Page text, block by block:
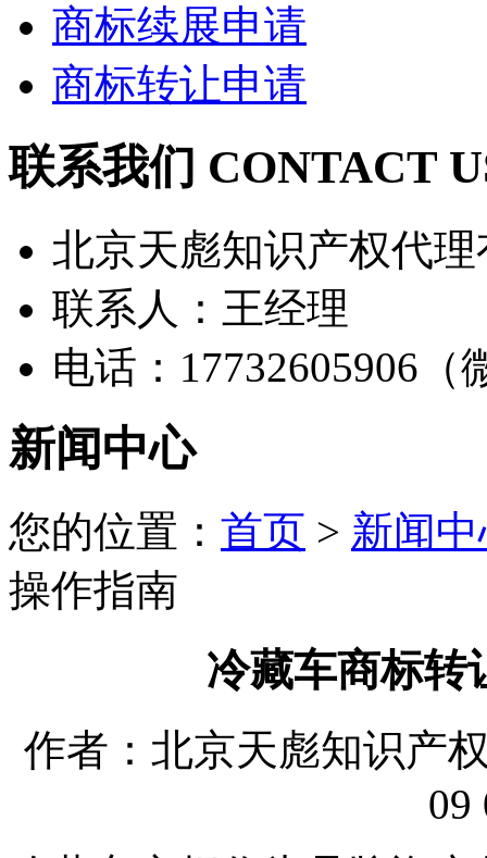
商标续展申请
商标转让申请
联系我们 CONTACT
北京天彪知识产权代
联系人：王经理
电话：17732605906（
新闻中心
您的位置： 首页 > 新闻
操作指南
冷藏车商标转
作者：北京天彪知识产
09